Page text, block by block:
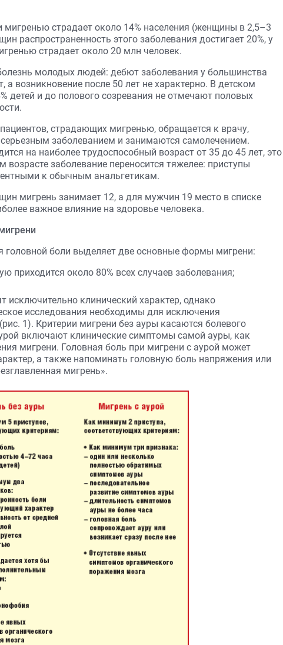
страдает около 14% населения (женщины в 2,5–3
распространенность этого заболевания достигает 20%, у
страдает около 20 млн человек.
молодых людей: дебют заболевания у большинства
а возникновение после 50 лет не характерно. В детском
детей и до полового созревания не отмечают половых
страдающих мигренью, обращается к врачу,
заболеванием и занимаются самолечением.
на наиболее трудоспособный возраст от 35 до 45 лет, это
возрасте заболевание переносится тяжелее: приступы
к обычным анальгетикам.
мигрень занимает 12, а для мужчин 19 место в списке
важное влияние на здоровье человека.
боли выделяет две основные формы мигрени:
приходится около 80% всех случаев заболевания;
исключительно клинический характер, однако
исследования необходимы для исключения
1). Критерии мигрени без ауры касаются болевого
включают клинические симптомы самой ауры, как
мигрени. Головная боль при мигрени с аурой может
а также напоминать головную боль напряжения или
мигрень».